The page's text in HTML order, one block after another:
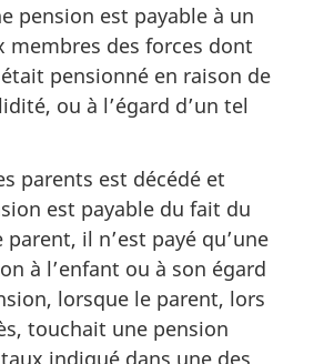
pension est payable à un
membres des forces dont
pensionné en raison de
ou à l’égard d’un tel
parents est décédé et
est payable du fait du
parent, il n’est payé qu’une
à l’enfant ou à son égard
lorsque le parent, lors
touchait une pension